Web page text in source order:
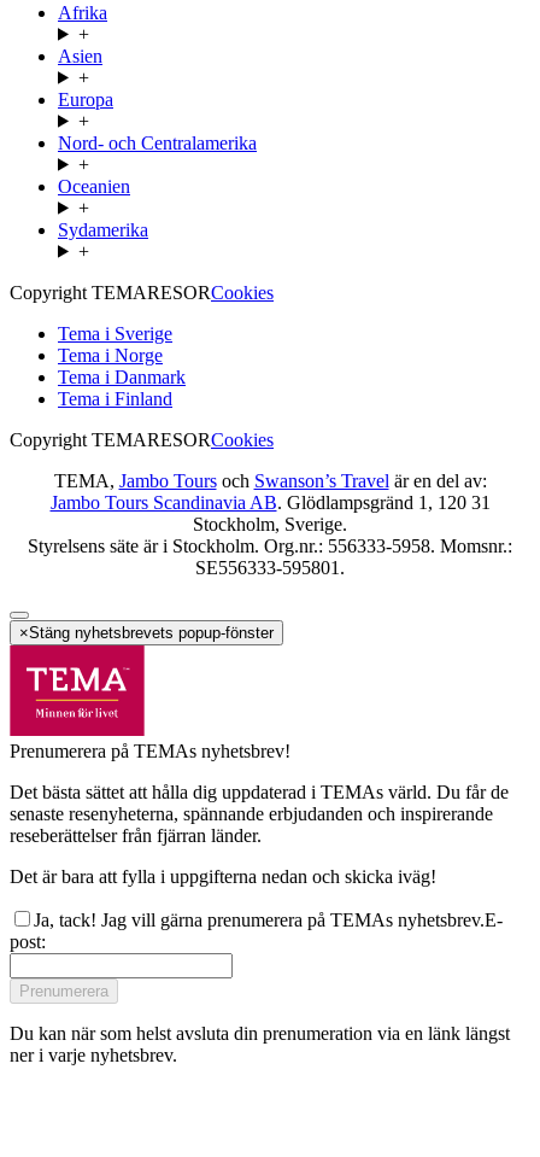
Afrika
+
Asien
+
Europa
+
Nord- och Centralamerika
+
Oceanien
+
Sydamerika
+
Copyright TEMARESORCookies
Tema i Sverige
Tema i Norge
Tema i Danmark
Tema i Finland
Copyright TEMARESORCookies
TEMA, Jambo Toursoch Swanson’s Travel är en del av:
Jambo Tours Scandinavia AB. Glödlampsgränd 1, 120 31
Stockholm, Sverige.
Styrelsens säte är i Stockholm. Org.nr.: 556333-5958. Momsnr.:
SE556333-595801.
×Stäng nyhetsbrevets popup-fönster
Prenumerera på TEMAs nyhetsbrev!
Det bästa sättet att hålla dig uppdaterad i TEMAs värld. Du får de
senaste resenyheterna, spännande erbjudanden och inspirerande
reseberättelser från fjärran länder.
Det är bara att fylla i uppgifterna nedan och skicka iväg!
Ja, tack! Jag vill gärna prenumerera på TEMAs nyhetsbrev.E-
post:
Prenumerera
Du kan när som helst avsluta din prenumeration via en länk längst
ner i varje nyhetsbrev.